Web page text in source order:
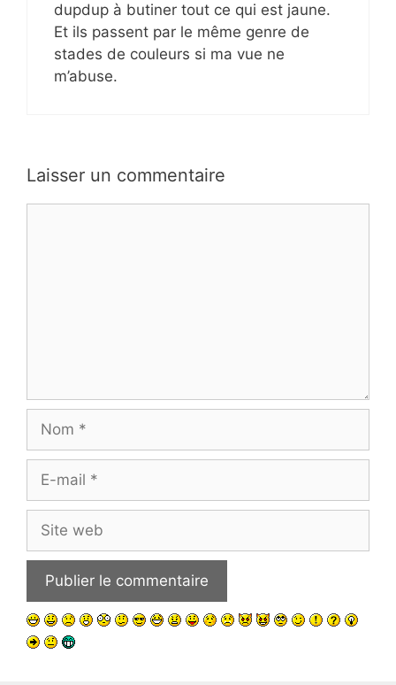
dupdup à butiner tout ce qui est jaune.
Et ils passent par le même genre de
stades de couleurs si ma vue ne
m’abuse.
Laisser un commentaire
mail
web